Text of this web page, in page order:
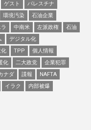
ゲスト
パレスチナ
環境汚染
石油企業
中南米 左派政権
石油
デジタル化
化 TPP
個人情報
化 二大政党
企業犯罪
ナダ 諜報
NAFTA
イラク 内部被爆